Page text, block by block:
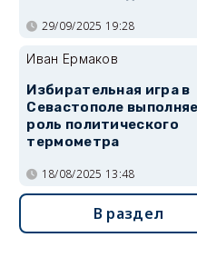
29/09/2025 19:28
Иван Ермаков
Избирательная игра в
Севастополе
роль политического
термометра
18/08/2025 13:48
В раздел